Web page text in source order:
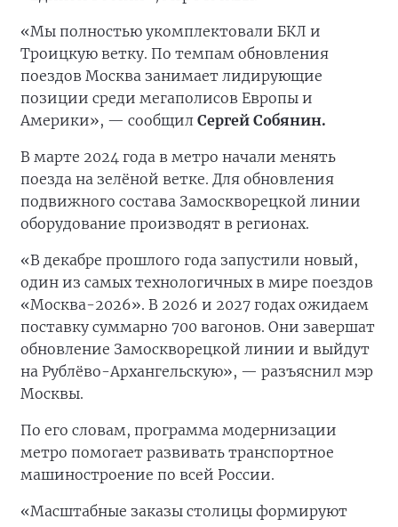
«Мы полностью укомплектовали БКЛ и
Троицкую ветку. По темпам обновления
поездов Москва занимает лидирующие
позиции среди мегаполисов Европы и
Америки», — сообщил Сергей Собянин.
В марте 2024 года в метро начали менять
поезда на зелёной ветке. Для обновления
подвижного состава Замоскворецкой линии
оборудование производят в регионах.
«В декабре прошлого года запустили новый,
один из самых технологичных в мире поездов
«Москва-2026». В 2026 и 2027 годах ожидаем
поставку суммарно 700 вагонов. Они завершат
обновление Замоскворецкой линии и выйдут
на Рублёво-Архангельскую», — разъяснил мэр
Москвы.
По его словам, программа модернизации
метро помогает развивать транспортное
машиностроение по всей России.
«Масштабные заказы столицы формируют